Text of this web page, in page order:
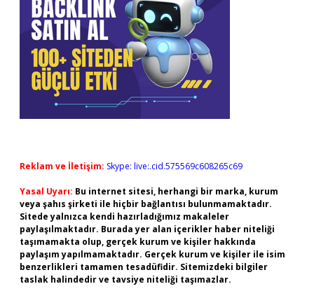
Reklam ve İletişim: Skype: live:.cid.575569c608265c69
Yasal Uyarı: Bu internet sitesi, herhangi bir marka, kurum
veya şahıs şirketi ile hiçbir bağlantısı bulunmamaktadır.
Sitede yalnızca kendi hazırladığımız makaleler
paylaşılmaktadır. Burada yer alan içerikler haber niteliği
taşımamakta olup, gerçek kurum ve kişiler hakkında
paylaşım yapılmamaktadır. Gerçek kurum ve kişiler ile isim
benzerlikleri tamamen tesadüfidir. Sitemizdeki bilgiler
taslak halindedir ve tavsiye niteliği taşımazlar.